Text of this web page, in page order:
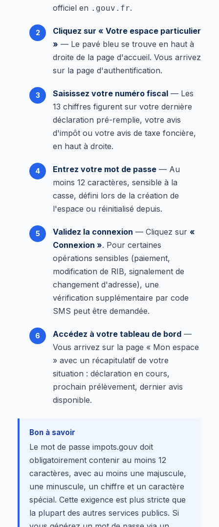
officiel en .gouv.fr.
Cliquez sur « Votre espace particulier
» — Le pavé bleu se trouve en haut à
droite de la page d'accueil. Vous arrivez
sur la page d'authentification.
Saisissez votre numéro fiscal — Les
13 chiffres figurent sur votre dernière
déclaration pré-remplie, votre avis
d'impôt ou votre avis de taxe foncière,
en haut à droite.
Entrez votre mot de passe — Au
moins 12 caractères, sensible à la
casse, défini lors de la création de
l'espace ou réinitialisé depuis.
Validez la connexion — Cliquez sur «
Connexion ». Pour certaines
opérations sensibles (paiement,
modification de RIB, signalement de
changement d'adresse), une
vérification supplémentaire par code
SMS peut être demandée.
Accédez à votre tableau de bord —
Vous arrivez sur la page « Mon espace
» avec un récapitulatif de votre
situation : déclaration en cours,
prochain prélèvement, dernier avis
disponible.
Bon à savoir
Le mot de passe impots.gouv doit
obligatoirement contenir au moins 12
caractères, avec au moins une majuscule,
une minuscule, un chiffre et un caractère
spécial. Cette exigence est plus stricte que
la plupart des autres services publics. Si